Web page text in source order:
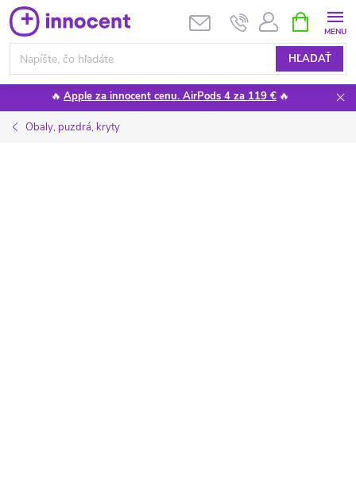
Prejsť
na
obsah
HĽADAŤ
KOŠÍK
🔥 Apple za innocent cenu. AirPods 4 za 119 € 🔥
Obaly, puzdrá, kryty